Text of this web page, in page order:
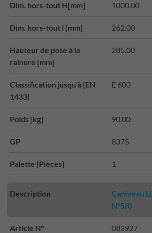
Dim. hors-tout H[mm] 1000.00
Dim. hors-tout l [mm] 262.00
Hauteur de pose à la
rainure [mm]
285.00
Classification jusqu'à (EN
1433)
E 600
Poids [kg] 90.00
GP 8375
Palette [Pièces] 1
Description
Caniveau
N°5/0
Article N° 083927